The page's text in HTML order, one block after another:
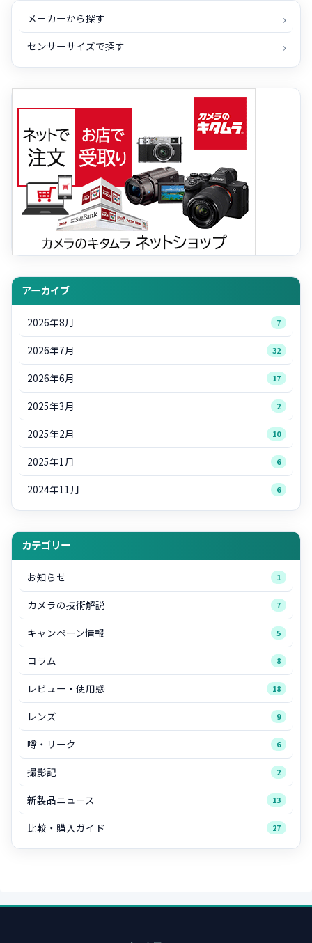
メーカーから探す
センサーサイズで探す
アーカイブ
2026年8月 7
2026年7月 32
2026年6月 17
2025年3月 2
2025年2月 10
2025年1月 6
2024年11月 6
カテゴリー
お知らせ 1
カメラの技術解説 7
キャンペーン情報 5
コラム 8
レビュー・使用感 18
レンズ 9
噂・リーク 6
撮影記 2
新製品ニュース 13
比較・購入ガイド 27